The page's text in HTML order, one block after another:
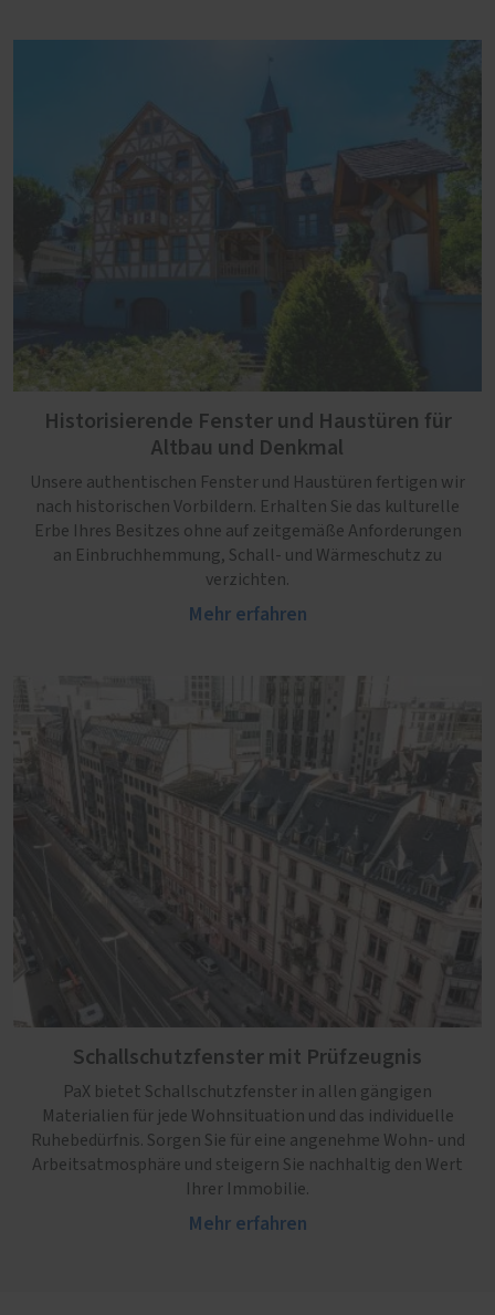
Historisierende Fenster und Haustüren für
Altbau und Denkmal
Unsere authentischen Fenster und Haustüren fertigen wir
nach historischen Vorbildern. Erhalten Sie das kulturelle
Erbe Ihres Besitzes ohne auf zeitgemäße Anforderungen
an Einbruchhemmung, Schall- und Wärmeschutz zu
verzichten.
Mehr erfahren
Schallschutzfenster mit Prüfzeugnis
PaX bietet Schallschutzfenster in allen gängigen
Materialien für jede Wohnsituation und das individuelle
Ruhebedürfnis. Sorgen Sie für eine angenehme Wohn- und
Arbeitsatmosphäre und steigern Sie nachhaltig den Wert
Ihrer Immobilie.
Mehr erfahren